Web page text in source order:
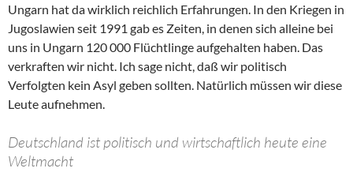
Ungarn hat da wirklich reichlich Erfahrungen. In den Kriegen in
Jugoslawien seit 1991 gab es Zeiten, in denen sich alleine bei
uns in Ungarn 120 000 Flüchtlinge aufgehalten haben. Das
verkraften wir nicht. Ich sage nicht, daß wir politisch
Verfolgten kein Asyl geben sollten. Natürlich müssen wir diese
Leute aufnehmen.
Deutschland ist politisch und wirtschaftlich heute eine
Weltmacht